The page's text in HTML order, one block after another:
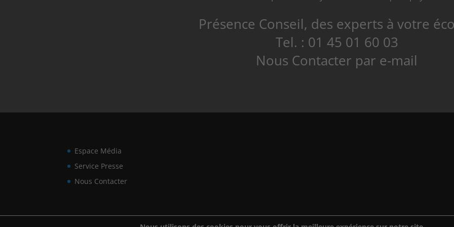
Présence Conseil, des experts à votre
Tel. : 01 45 01 60 03
Nous Contacter par e-mail
Espace Média
Service Presse
Nous Contacter